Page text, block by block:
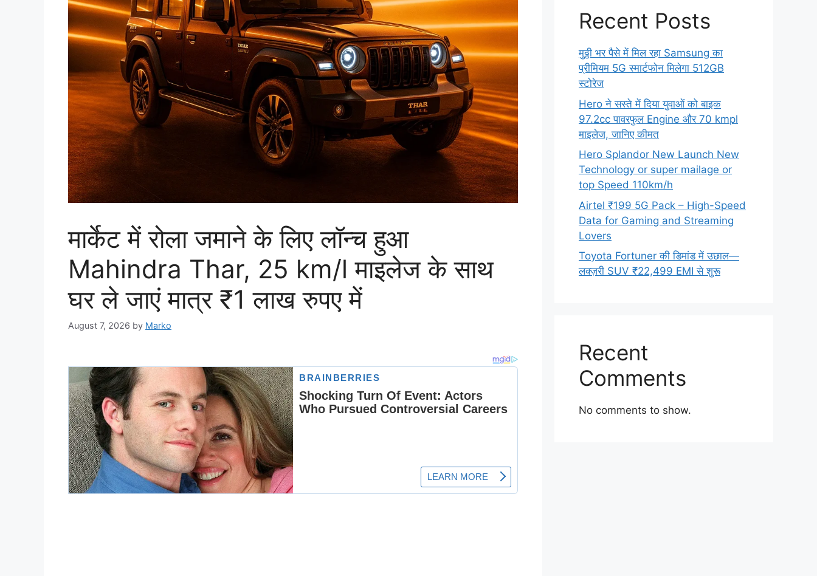
मार्केट में रोला जमाने के लिए लॉन्च हुआ
Mahindra Thar, 25 km/l माइलेज के साथ
घर ले जाएं मात्र ₹1 लाख रुपए में
August 7, 2026 by Marko
Recent Posts
मुठ्ठी भर पैसे में मिल रहा Samsung का
प्रीमियम 5G स्मार्टफोन मिलेगा 512GB
स्टोरेज
Hero ने सस्ते में दिया युवाओं को बाइक
97.2cc पावरफुल Engine और 70 kmpl
माइलेज, जानिए कीमत
Hero Splandor New Launch New
Technology or super mailage or
top Speed 110km/h
Airtel ₹199 5G Pack – High-Speed
Data for Gaming and Streaming
Lovers
Toyota Fortuner की डिमांड में उछाल—
लक्ज़री SUV ₹22,499 EMI से शुरू
Recent
Comments
No comments to show.